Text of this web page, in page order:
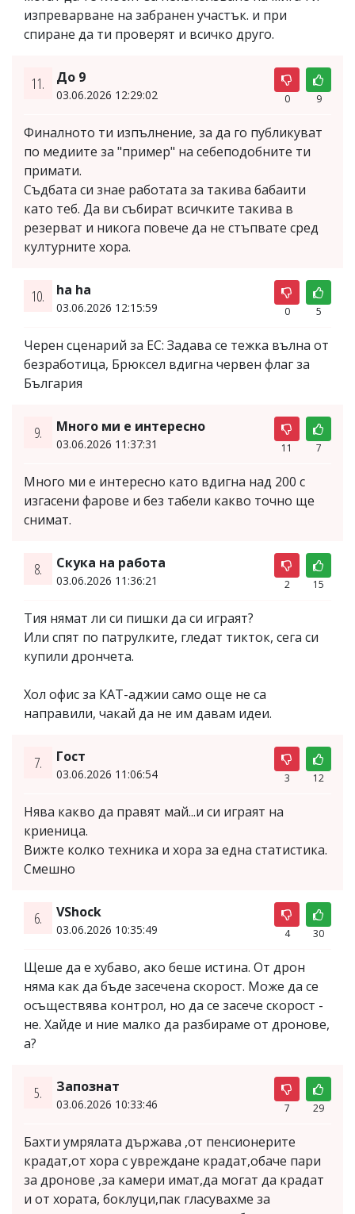
изпреварване на забранен участък. и при
спиране да ти проверят и всичко друго.
11. До 9
03.06.2026 12:29:02 0 9
Финалното ти изпълнение, за да го публикуват
по медиите за "пример" на себеподобните ти
примати.
Съдбата си знае работата за такива бабаити
като теб. Да ви събират всичките такива в
резерват и никога повече да не стъпвате сред
културните хора.
10. ha ha
03.06.2026 12:15:59 0 5
Черен сценарий за ЕС: Задава се тежка вълна от
безработица, Брюксел вдигна червен флаг за
България
9. Много ми е интересно
03.06.2026 11:37:31 11 7
Много ми е интересно като вдигна над 200 с
изгасени фарове и без табели какво точно ще
снимат.
8. Скука на работа
03.06.2026 11:36:21 2 15
Тия нямат ли си пишки да си играят?
Или спят по патрулките, гледат тикток, сега си
купили дрончета.
Хол офис за КАТ-аджии само още не са
направили, чакай да не им давам идеи.
7. Гост
03.06.2026 11:06:54 3 12
Нява какво да правят май...и си играят на
криеница.
Вижте колко техника и хора за една статистика.
Смешно
6. VShock
03.06.2026 10:35:49 4 30
Щеше да е хубаво, ако беше истина. От дрон
няма как да бъде засечена скорост. Може да се
осъществява контрол, но да се засече скорост -
не. Хайде и ние малко да разбираме от дронове,
а?
5. Запознат
03.06.2026 10:33:46 7 29
Бахти умрялата държава ,от пенсионерите
крадат,от хора с увреждане крадат,обаче пари
за дронове ,за камери имат,да могат да крадат
и от хората, боклуци,пак гласувахме за